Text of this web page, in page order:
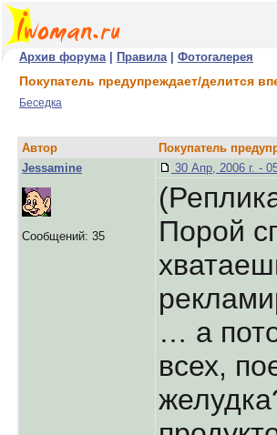
Архив форума| Правила| Фотогалерея
Покупатель предупреждает/делится
Беседка
Автор
Покупатель
Jessamine
Сообщений: 35
30 Апр, 2006 г. -
Порой
… а
всех,